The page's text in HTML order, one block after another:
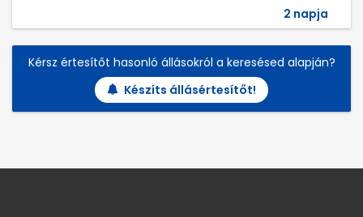
2 napja
Kérsz értesítőt hasonló állásokról a keresésed alapján?
Készíts állásértesítőt!